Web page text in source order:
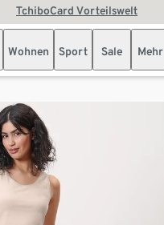
TchiboCard Vorteilswelt
Wohnen Sport Sale Mehr